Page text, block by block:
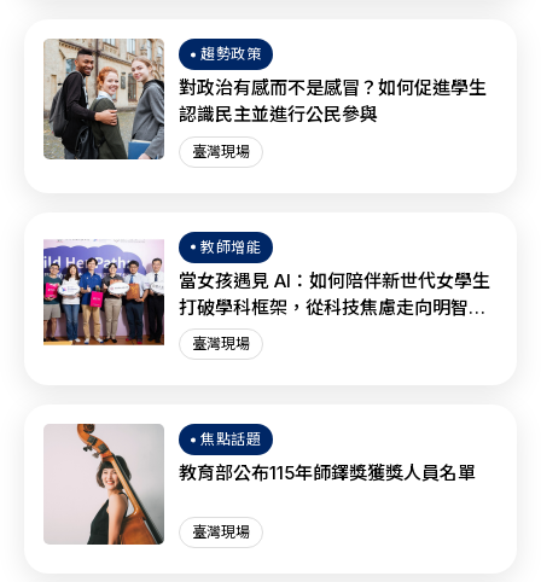
趨勢政策
對政治有感而不是感冒？如何促進學生
認識民主並進行公民參與
臺灣現場
教師增能
當女孩遇見 AI：如何陪伴新世代女學生
打破學科框架，從科技焦慮走向明智協
作？
臺灣現場
焦點話題
教育部公布115年師鐸獎獲獎人員名單
臺灣現場